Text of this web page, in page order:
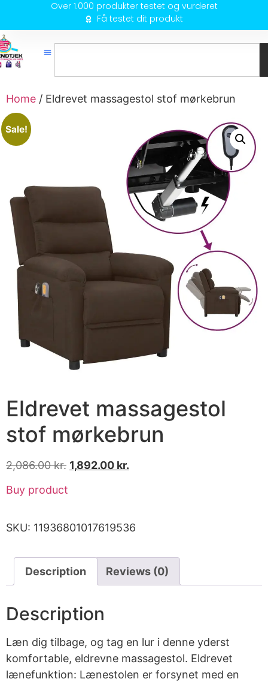
Over 1.000 produkter testet og vurderet
Få testet dit produkt
Home / Eldrevet massagestol stof mørkebrun
Sale!
Eldrevet massagestol
stof mørkebrun
2,086.00kr. 1,892.00 kr.
Buy product
SKU: 11936801017619536
Description Reviews (0)
Description
Læn dig tilbage, og tag en lur i denne yderst
komfortable, eldrevne massagestol. Eldrevet
lænefunktion: Lænestolen er forsynet med en